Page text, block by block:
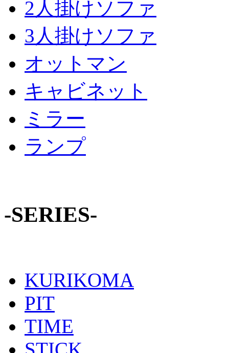
2人掛けソファ
3人掛けソファ
オットマン
キャビネット
ミラー
ランプ
-SERIES-
KURIKOMA
PIT
TIME